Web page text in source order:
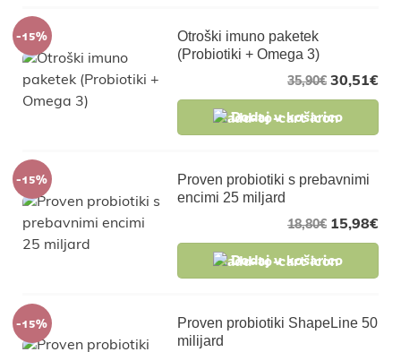
-15%
Otroški imuno paketek
(Probiotiki + Omega 3)
30,51€
35,90€
Dodaj v košarico
-15%
Proven probiotiki s prebavnimi
encimi 25 miljard
15,98€
18,80€
Dodaj v košarico
-15%
Proven probiotiki ShapeLine 50
milijard